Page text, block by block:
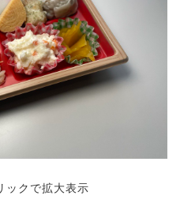
ックで拡大表示